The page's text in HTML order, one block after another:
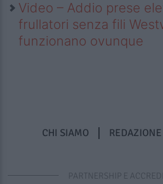
Video – Addio prese
frullatori senza fili
funzionano ovunque
CHI SIAMO REDAZIONE
PARTNERSHIP E